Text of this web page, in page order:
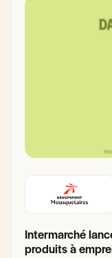
Intermarché
produits à